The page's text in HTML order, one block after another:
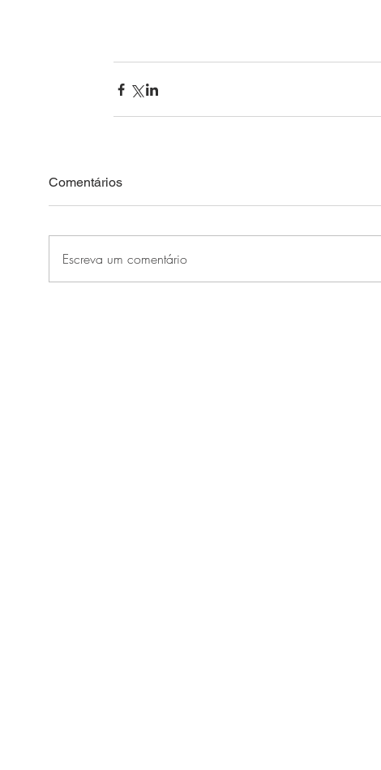
Comentários
Escreva um comentário